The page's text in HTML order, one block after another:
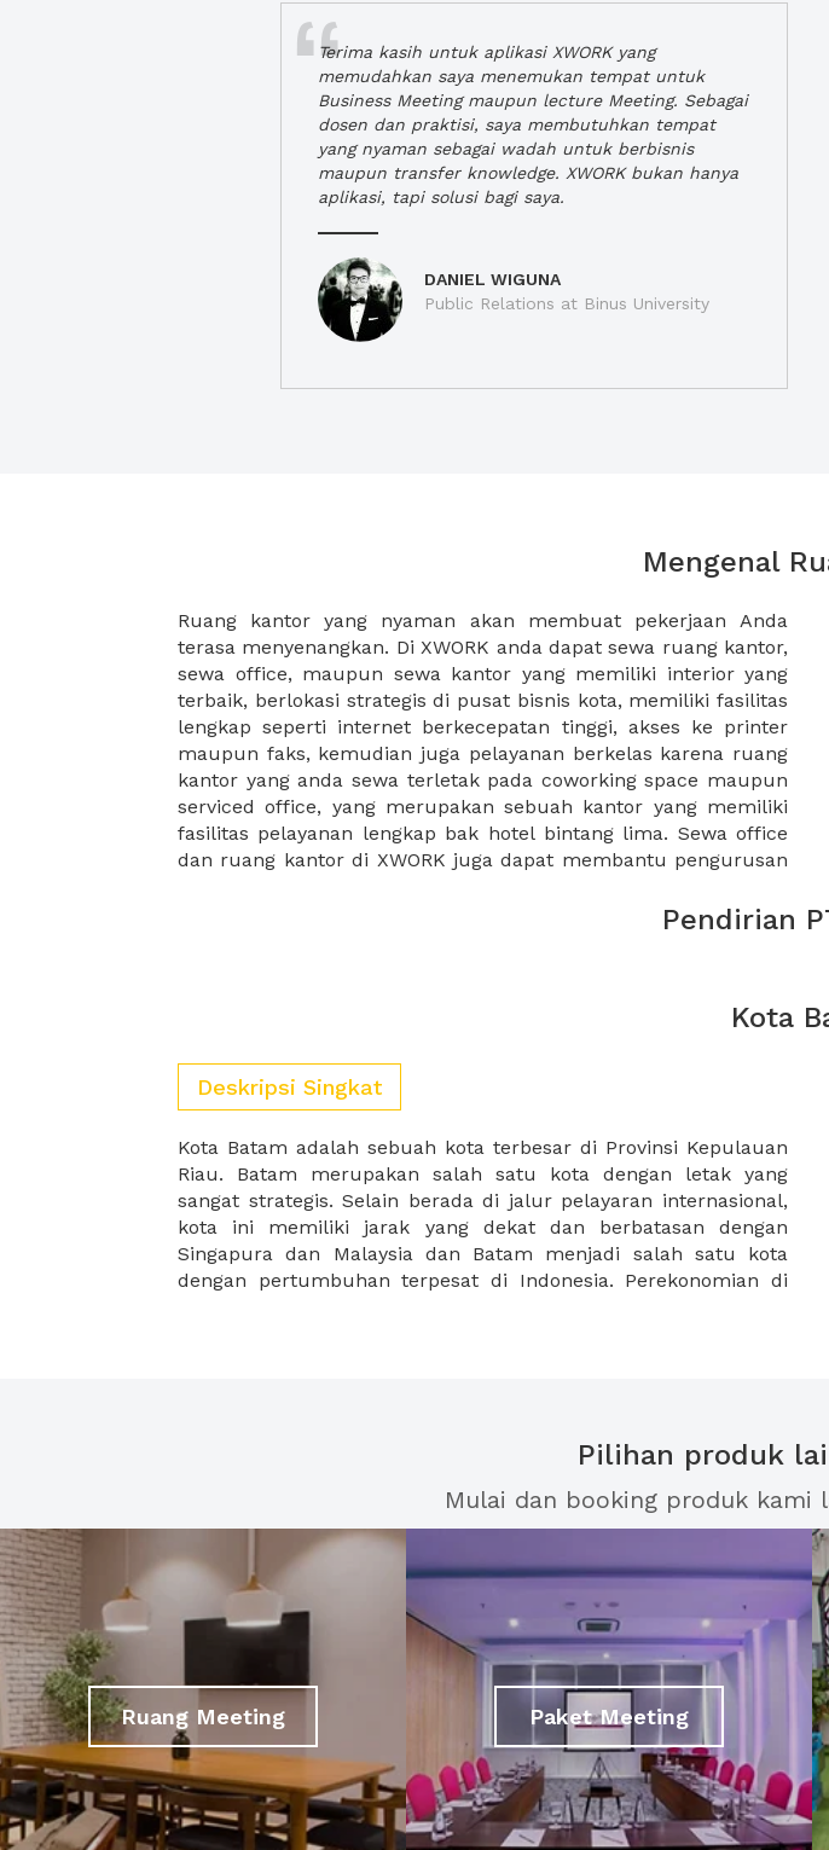
Terima kasih untuk aplikasi XWORK yang
memudahkan saya menemukan tempat untuk
Business Meeting maupun lecture Meeting. Sebagai
dosen dan praktisi, saya membutuhkan tempat
yang nyaman sebagai wadah untuk berbisnis
maupun transfer knowledge. XWORK bukan hanya
aplikasi, tapi solusi bagi saya.
DANIEL WIGUNA
Public Relations at Binus University
Mengenal
Ruang kantor yang nyaman akan membuat pekerjaan Anda
terasa menyenangkan. Di XWORK anda dapat sewa ruang kantor,
sewa office, maupun sewa kantor yang memiliki interior yang
terbaik, berlokasi strategis di pusat bisnis kota, memiliki fasilitas
lengkap seperti internet berkecepatan tinggi, akses ke printer
maupun faks, kemudian juga pelayanan berkelas karena ruang
kantor yang anda sewa terletak pada coworking space maupun
serviced office, yang merupakan sebuah kantor yang memiliki
fasilitas pelayanan lengkap bak hotel bintang lima. Sewa office
dan ruang kantor di XWORK juga dapat membantu pengurusan
legalitas usaha baru Anda, seperti surat domisili, Tanda Domisili
Perusahaan, Surat Izin Usaha Perdagangan, dan atau akte
pendirian PT maupun akte pendirian CV untuk usaha Anda.
Sewa ruang kantor XWORK juga mempermudah proses sewa
kantor Anda, karena anda dapat memilih kantor yang akan anda
sewa, kemudian Anda dapat survey atau mengunjungi calon
kantor Anda, semuanya akan dibuat lebih mudah untuk sewa
kantor terbaik Anda, dan juga sewa kantor murah karena harga
Pendirian
Kota
Deskripsi Singkat
Kota Batam adalah sebuah kota terbesar di Provinsi Kepulauan
Riau. Batam merupakan salah satu kota dengan letak yang
sangat strategis. Selain berada di jalur pelayaran internasional,
kota ini memiliki jarak yang dekat dan berbatasan dengan
Singapura dan Malaysia dan Batam menjadi salah satu kota
dengan pertumbuhan terpesat di Indonesia. Perekonomian di
Batam dapat berkembang secara pesat karena kota ini memiliki
industri berat dan ringan. Industri berat di dominasi oleh
industri galangan kapal, industri fabrikasi,industri baja, industri
logam, dan lainnya. Sedangkan industri ringan meliputi
Pilihan produk
Mulai dan booking produk kami
Ruang Meeting Paket Meeting